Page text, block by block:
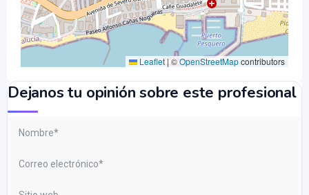
Leaflet |©OpenStreetMapcontributors
Dejanos tu opinión sobre este profesional